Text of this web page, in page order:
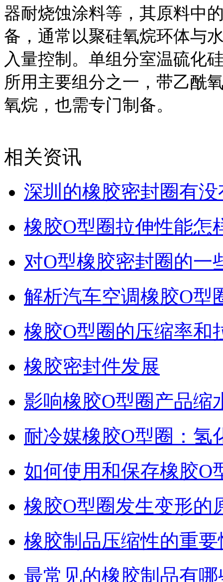
器耐烧蚀涂料等，其原料中
备，通常以聚硅氧烷环体与
入量控制。单组分室温硫化
所用主要组分之一，带乙酰
氧烷，也需专门制备。
相关资讯
深圳的橡胶密封圈有
橡胶O型圈拉伸性能怎
对O型橡胶密封圈的一
解析汽车空调橡胶O型
橡胶O型圈的压缩率和
橡胶密封件发展
影响橡胶O型圈产品缩
耐冷媒橡胶O型圈：氢
如何使用和保存橡胶O
橡胶O型圈发生变形的
橡胶制品压缩性的重要
最常见的橡胶制品有哪